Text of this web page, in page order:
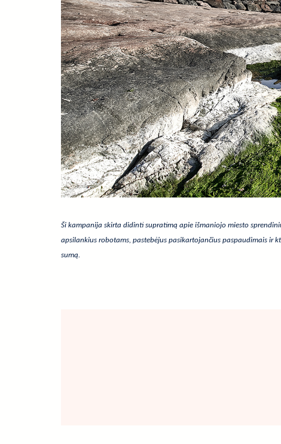
Ši kampanija skirta didinti supratimą apie išmaniojo miesto
apsilankius robotams, pastebėjus pasikartojančius paspaudimais ir
sumą.